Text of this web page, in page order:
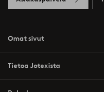
Omat sivut
Tietoa Jotexista
Palvelumme